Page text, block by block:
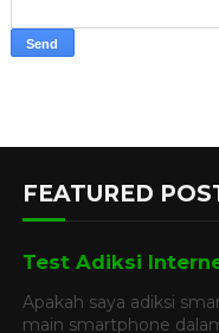
FEATURED
Test Adiksi
Apakah saya adiksi
main smartphone